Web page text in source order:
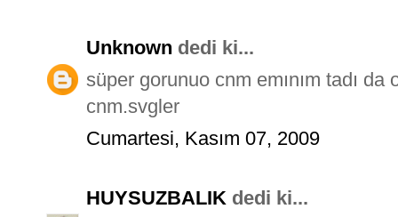
Unknown dedi ki...
süper gorunuo cnm emınım tadı
cnm.svgler
Cumartesi, Kasım 07, 2009
HUYSUZBALIK dedi ki...